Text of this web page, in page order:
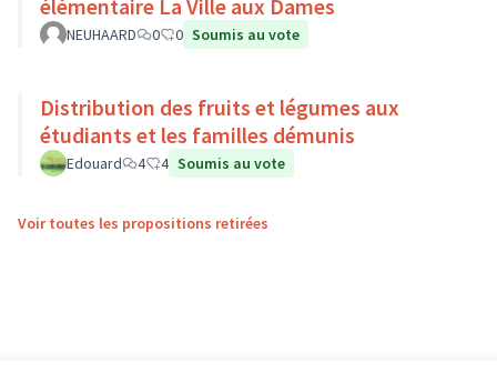
élémentaire La Ville aux Dames
NEUHAARD 0 0 Soumis au vote
Distribution des fruits et légumes aux
étudiants et les familles démunis
Edouard 4 4 Soumis au vote
Voir toutes les propositions retirées